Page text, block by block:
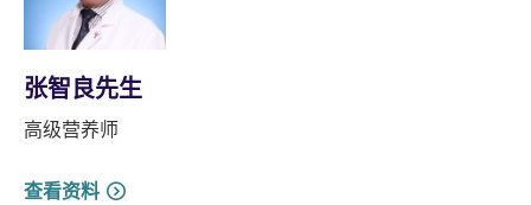
张智良先生
高级营养师
查看资料